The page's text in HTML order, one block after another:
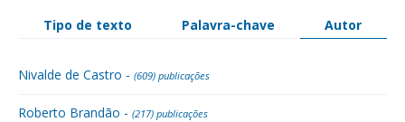
Tipo de texto Palavra-chave Autor
Nivalde de Castro - (609) publicações
Roberto Brandão - (217) publicações